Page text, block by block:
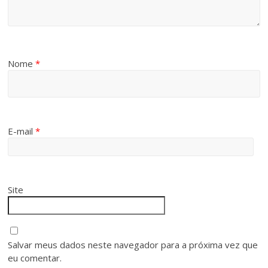
Nome*
E-mail*
Site
Salvar meus dados neste navegador para a próxima vez que
eu comentar.